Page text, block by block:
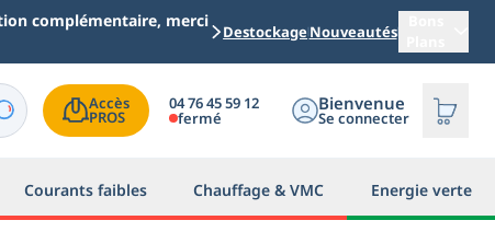
complémentaire, merci
DestockageNouveautés
Accès
PROS
04 76 45 59 12
fermé
Bienvenue
Se connecter
Courants faibles Chauffage & VMC Energie verte